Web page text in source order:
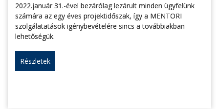
2022.január 31.-ével bezárólag lezárult minden ügyfelünk
számára az egy éves projektidőszak, így a MENTORI
szolgálatatások igénybevételére sincs a továbbiakban
lehetőségük.
Részletek